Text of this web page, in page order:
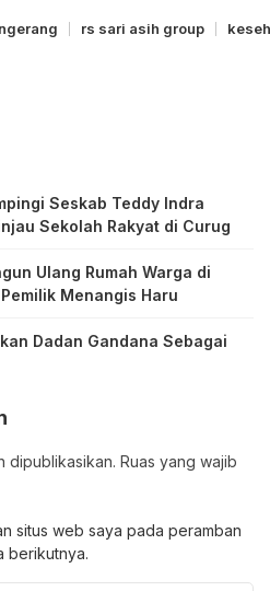
rs sari asih group
Seskab Teddy Indra
Sekolah Rakyat di Curug
Ulang Rumah Warga di
Menangis Haru
Dadan Gandana Sebagai
dipublikasikan. Ruas yang wajib
situs web saya pada peramban
berikutnya.